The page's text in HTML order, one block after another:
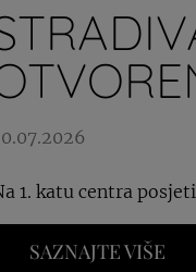
1. katu centra
SAZNAJTE VIŠE